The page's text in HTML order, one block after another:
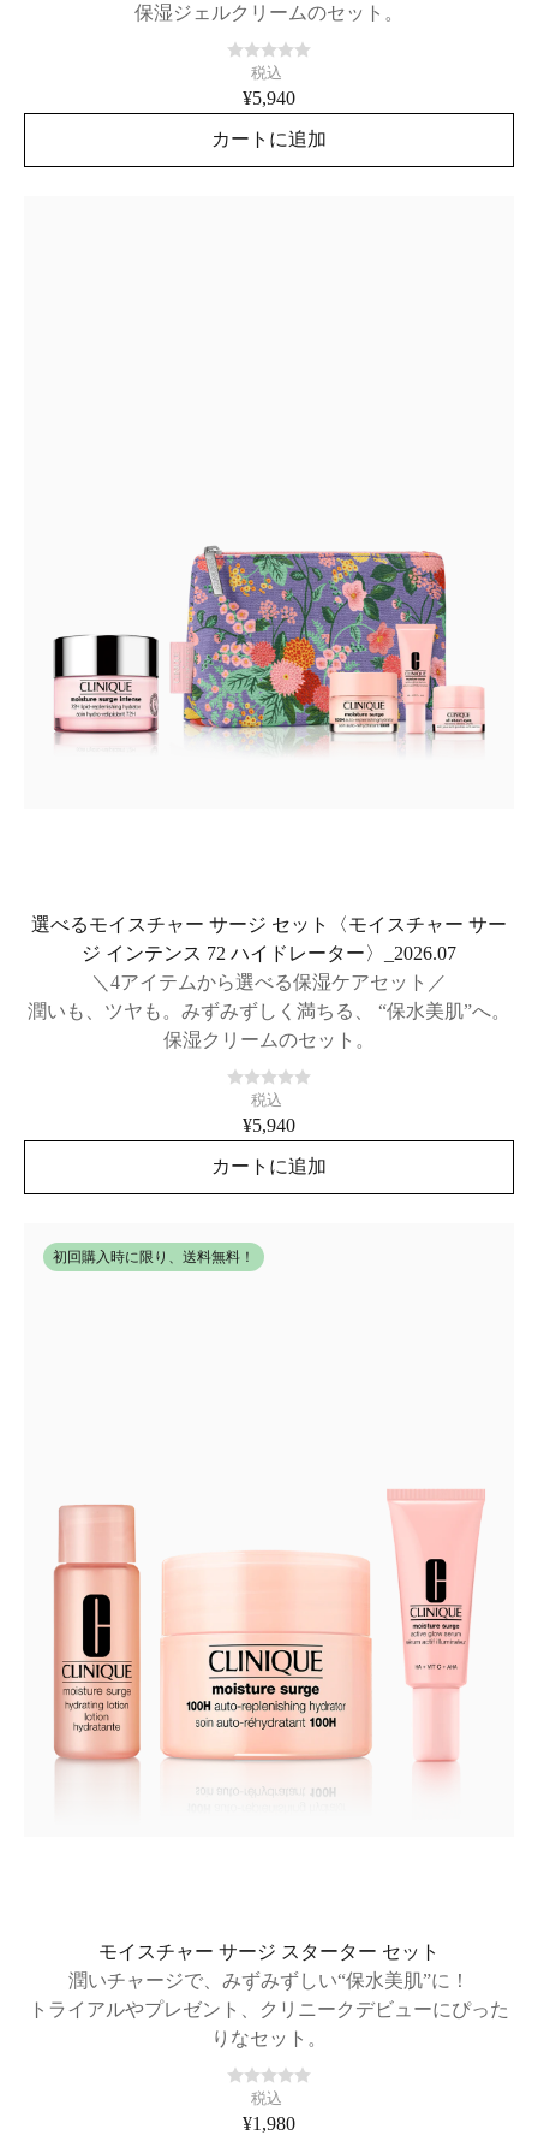
保湿ジェルクリームのセット。
税込
¥5,940
カートに追加
選べるモイスチャー サージ セット〈モイスチャー サー
ジ インテンス 72 ハイドレーター〉_2026.07
＼4アイテムから選べる保湿ケアセット／
潤いも、ツヤも。みずみずしく満ちる、 “保水美肌”へ。
保湿クリームのセット。
税込
¥5,940
カートに追加
初回購入時に限り、送料無料！
モイスチャー サージ スターター セット​
潤いチャージで、みずみずしい“保水美肌”に！
トライアルやプレゼント、クリニークデビューにぴった
りなセット。
税込
¥1,980